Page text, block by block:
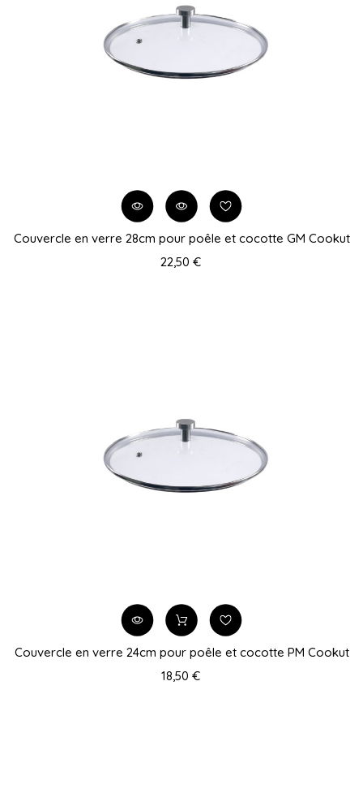
Couvercle en verre 28cm pour poêle et cocotte GM Cookut
22,50 €
Couvercle en verre 24cm pour poêle et cocotte PM Cookut
18,50 €